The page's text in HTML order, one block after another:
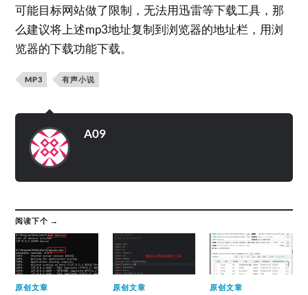
可能目标网站做了限制，无法用迅雷等下载工具，那
么建议将上述mp3地址复制到浏览器的地址栏，用浏
览器的下载功能下载。
MP3 有声小说
A09
阅读下个 →
原创文章 原创文章 原创文章